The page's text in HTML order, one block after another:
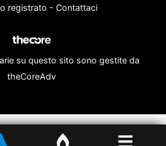
registrato - Contattaci
su questo sito sono gestite da
theCoreAdv